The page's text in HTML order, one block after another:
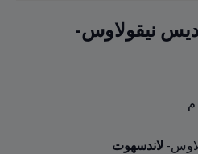
نيقولاوس-
لاندسهوت